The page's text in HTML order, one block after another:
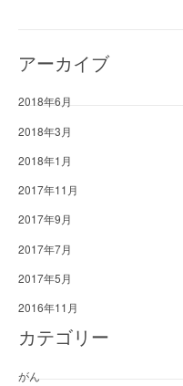
アーカイブ
2018年6月
2018年3月
2018年1月
2017年11月
2017年9月
2017年7月
2017年5月
2016年11月
カテゴリー
がん